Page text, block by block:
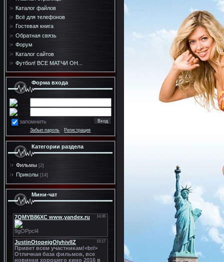
Каталог файлов
Всё для телефонов
Гостевая книга
Обратная связь
Форум
Каталог сайтов
Футбол! ВСЕ МАТЧИ ОН...
Форма входа
запомнить
Забыл пароль · Регистрация
Категории раздела
Фильмы [2]
Приколы [14]
Мини-чат